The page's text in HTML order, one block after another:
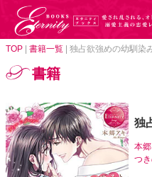
TOP 書籍一覧 独占欲強めの幼馴染
書籍
独
本
つ